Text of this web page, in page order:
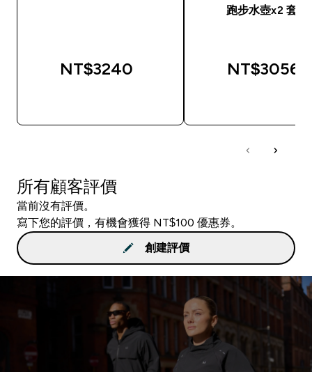
NT$3240‎
跑步水壺x2 套裝
NT$3056‎
所有顧客評價
當前沒有評價。
寫下您的評價，有機會獲得 NT$100 優惠券。
創建評價